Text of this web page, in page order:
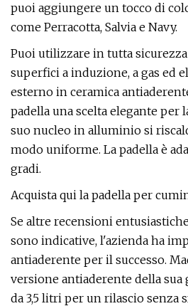
puoi aggiungere un tocco di
come Perracotta, Salvia e Navy.
Puoi utilizzare in tutta
superfici a induzione, a gas ed
esterno in ceramica
padella una scelta elegante per
suo nucleo in alluminio si
modo uniforme. La padella è
gradi.
Acquista qui la padella per
Se altre recensioni
sono indicative, l'azienda ha
antiaderente per il successo.
versione antiaderente della sua
da 3,5 litri per un rilascio senza